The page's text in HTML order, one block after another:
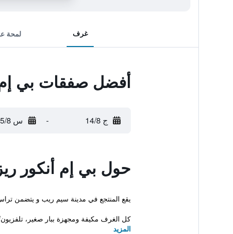
غرف لمحة
أفضل صفقات بي
ج 14/8 - س 15/8
حول بي إم أنكور
يقع المنتجع في مدينة سيم ريب و يتضمن
كل الغرف مكيفة ومجهزة ببار صغير،
المزيد